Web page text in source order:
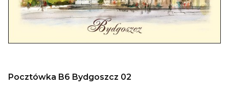
Pocztówka B6 Bydgoszcz 02